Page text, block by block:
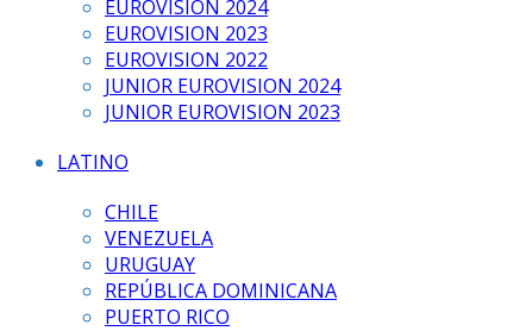
EUROVISION 2024
EUROVISION 2023
EUROVISION 2022
JUNIOR EUROVISION 2024
JUNIOR EUROVISION 2023
LATINO
CHILE
VENEZUELA
URUGUAY
REPÚBLICA DOMINICANA
PUERTO RICO